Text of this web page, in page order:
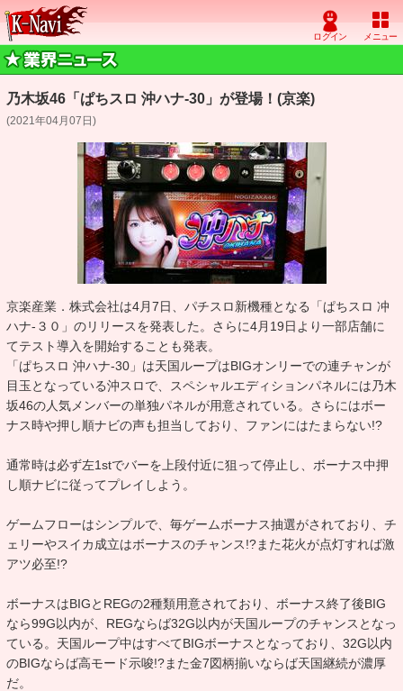
乃木坂46「ぱちスロ 沖ハナ-30」が登場！(京楽)
(2021年04月07日)
京楽産業．株式会社は4月7日、パチスロ新機種となる「ぱちスロ 冲
ハナ-３０」のリリースを発表した。さらに4月19日より一部店舗に
てテスト導入を開始することも発表。
「ぱちスロ 沖ハナ-30」は天国ループはBIGオンリーでの連チャンが
目玉となっている沖スロで、スペシャルエディションパネルには乃木
坂46の人気メンバーの単独パネルが用意されている。さらにはボー
ナス時や押し順ナビの声も担当しており、ファンにはたまらない!?
通常時は必ず左1stでバーを上段付近に狙って停止し、ボーナス中押
し順ナビに従ってプレイしよう。
ゲームフローはシンプルで、毎ゲームボーナス抽選がされており、チ
ェリーやスイカ成立はボーナスのチャンス!?また花火が点灯すれば激
アツ必至!?
ボーナスはBIGとREGの2種類用意されており、ボーナス終了後BIG
なら99G以内が、REGならば32G以内が天国ループのチャンスとなっ
ている。天国ループ中はすべてBIGボーナスとなっており、32G以内
のBIGならば高モード示唆!?また金7図柄揃いならば天国継続が濃厚
だ。